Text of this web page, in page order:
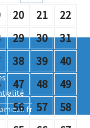
20 21
22
29 30
31
38 39
40
47 48
49
56 57
58
fr